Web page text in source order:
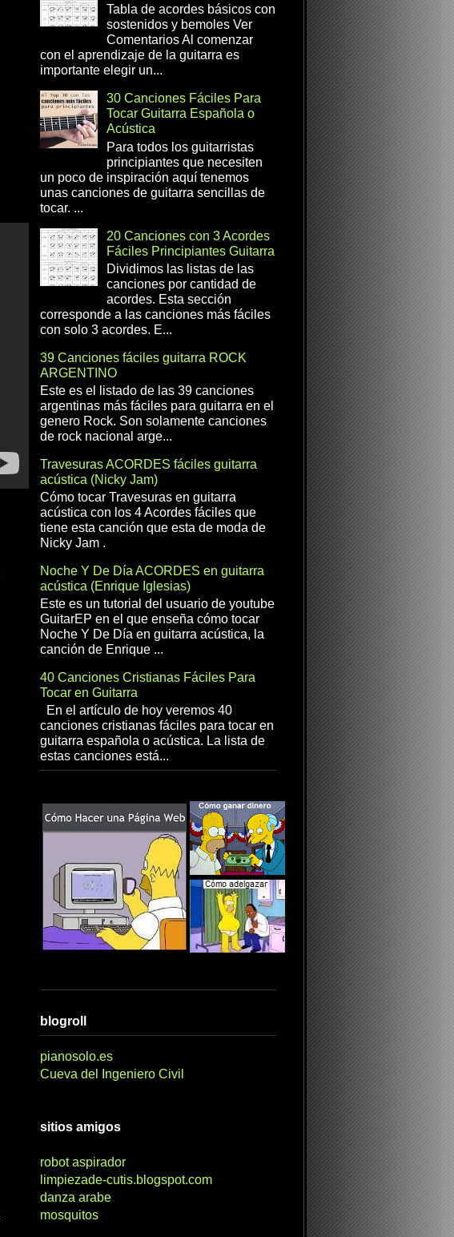
Tabla de acordes básicos con
sostenidos y bemoles Ver
Comentarios Al comenzar
con el aprendizaje de la guitarra es
importante elegir un...
30 Canciones Fáciles Para
Tocar Guitarra Española o
Acústica
Para todos los guitarristas
principiantes que necesiten
un poco de inspiración aquí tenemos
unas canciones de guitarra sencillas de
tocar. ...
20 Canciones con 3 Acordes
Fáciles Principiantes Guitarra
Dividimos las listas de las
canciones por cantidad de
acordes. Esta sección
corresponde a las canciones más fáciles
con solo 3 acordes. E...
39 Canciones fáciles guitarra ROCK
ARGENTINO
Este es el listado de las 39 canciones
argentinas más fáciles para guitarra en el
genero Rock. Son solamente canciones
de rock nacional arge...
Travesuras ACORDES fáciles guitarra
acústica (Nicky Jam)
Cómo tocar Travesuras en guitarra
acústica con los 4 Acordes fáciles que
tiene esta canción que esta de moda de
Nicky Jam .
Noche Y De Día ACORDES en guitarra
acústica (Enrique Iglesias)
Este es un tutorial del usuario de youtube
GuitarEP en el que enseña cómo tocar
Noche Y De Día en guitarra acústica, la
canción de Enrique ...
40 Canciones Cristianas Fáciles Para
Tocar en Guitarra
En el artículo de hoy veremos 40
canciones cristianas fáciles para tocar en
guitarra española o acústica. La lista de
estas canciones está...
blogroll
pianosolo.es
Cueva del Ingeniero Civil
sitios amigos
robot aspirador
limpiezade-cutis.blogspot.com
danza arabe
mosquitos